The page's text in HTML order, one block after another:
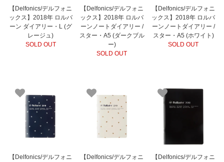
【Delfonics/デルフォニ
ックス】2018年 ロルバ
ーン ダイアリー・L (グ
レージュ)
SOLD OUT
【Delfonics/デルフォニ
ックス】2018年 ロルバ
ーンノートダイアリー /
スター・A5 (ダークブル
ー)
SOLD OUT
【Delfonics/デルフォニ
ックス】2018年 ロルバ
ーンノートダイアリー /
スター・A5 (ホワイト)
SOLD OUT
【Delfonics/デルフォニ
【Delfonics/デルフォニ
【Delfonics/デルフォニ